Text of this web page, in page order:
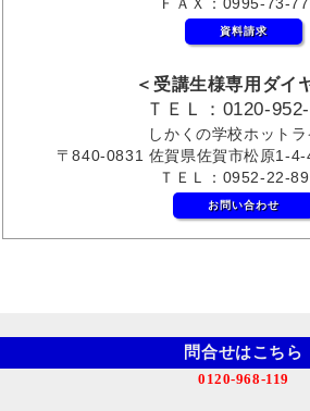
資料請求
＜受講生様専用ダイ
ＴＥＬ：0120-
しかくの学校ホットラ
〒840-0831 佐賀県佐賀市松原1-
ＴＥＬ：0952-22-
お問い合わせ
問合せはこちら
0120-968-119